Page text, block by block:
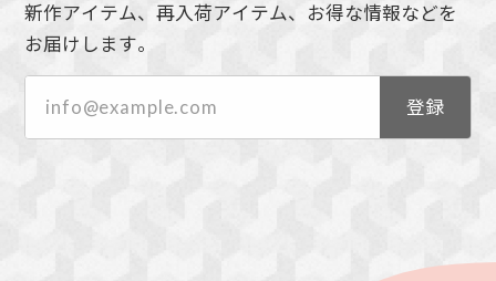
新作アイテム、再入荷アイテム、お得な情報などを
お届けします。
登録